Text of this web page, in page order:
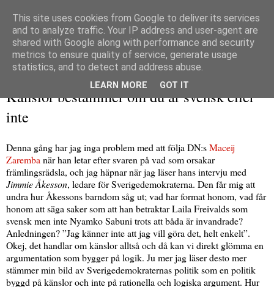
Känslor bestämmer om du är svensk eller
inte
Denna gång har jag inga problem med att följa DN:sMaceij
Zaremba när han letar efter svaren på vad som orsakar
främlingsrädsla, och jag häpnar när jag läser hans intervju med
Jimmie Åkesson, ledare för Sverigedemokraterna. Den får mig att
undra hur Åkessons barndom såg ut; vad har format honom, vad får
honom att säga saker som att han betraktar Laila Freivalds som
svensk men inte Nyamko Sabuni trots att båda är invandrade?
Anledningen? ”Jag känner inte att jag vill göra det, helt enkelt”.
Okej, det handlar om känslor alltså och då kan vi direkt glömma en
argumentation som bygger på logik. Ju mer jag läser desto mer
stämmer min bild av Sverigedemokraternas politik som en politik
byggd på känslor och inte på rationella och logiska argument. Hur
This site uses cookies from Google to deliver its services
and to analyze traffic. Your IP address and user-agent are
shared with Google along with performance and security
metrics to ensure quality of service, generate usage
statistics, and to detect and address abuse.
LEARN MORE GOT IT